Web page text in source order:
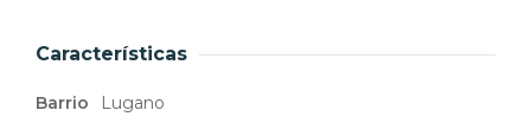
Características
Barrio Lugano